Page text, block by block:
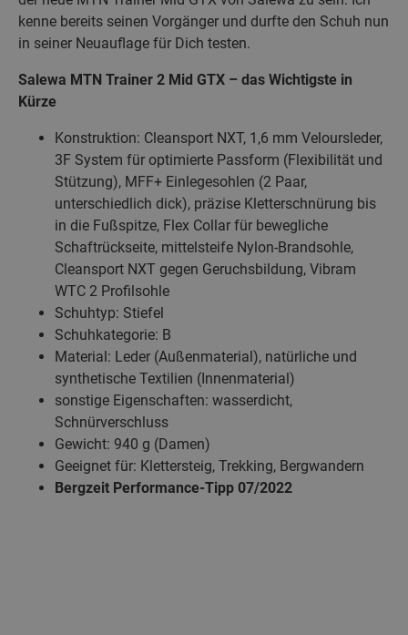
kenne bereits seinen Vorgänger und durfte den Schuh nun
in seiner Neuauflage für Dich testen.
Salewa MTN Trainer 2 Mid GTX – das Wichtigste in
Kürze
Konstruktion: Cleansport NXT, 1,6 mm Veloursleder,
3F System für optimierte Passform (Flexibilität und
Stützung), MFF+ Einlegesohlen (2 Paar,
unterschiedlich dick), präzise Kletterschnürung bis
in die Fußspitze, Flex Collar für bewegliche
Schaftrückseite, mittelsteife Nylon-Brandsohle,
Cleansport NXT gegen Geruchsbildung, Vibram
WTC 2 Profilsohle
Schuhtyp: Stiefel
Schuhkategorie: B
Material: Leder (Außenmaterial), natürliche und
synthetische Textilien (Innenmaterial)
sonstige Eigenschaften: wasserdicht,
Schnürverschluss
Gewicht: 940 g (Damen)
Geeignet für: Klettersteig, Trekking, Bergwandern
Bergzeit Performance-Tipp 07/2022